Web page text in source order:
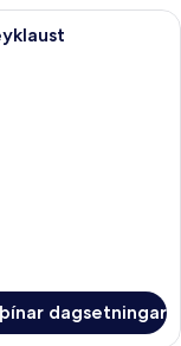
gerð, dúnsængur,
dagsetningar